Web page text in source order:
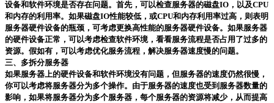
设备和软件环境是否存在问题。首先，可以检查服务器的磁盘IO，以及CPU
和内存的利用率。如果磁盘IO性能较低，或CPU和内存利用率过高，则表明
服务器硬件设备的瓶颈，可考虑更换高性能的服务器硬件设备。如果服务器
的硬件设备正常，可以考虑检查软件环境，看看服务流程是否占用了过多的
资源。假如有，可以考虑优化服务流程，解决服务器速度慢的问题。
三、多拆分服务器
如果服务器上的硬件设备和软件环境没有问题，但服务器的速度仍然很慢，
你可以考虑将服务器分为多个操作。由于服务器的速度也受到服务器数量的
影响，如果将服务器分为多个服务器，每个服务器的资源将减少，从而提高